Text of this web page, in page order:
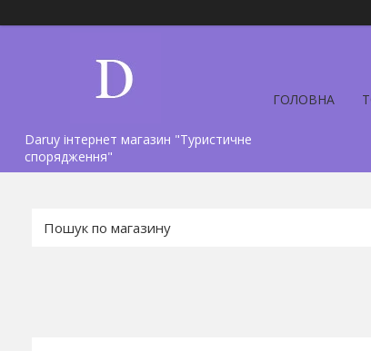
Daruy інтернет магазин "Туристичне
спорядження"
ГОЛОВНА